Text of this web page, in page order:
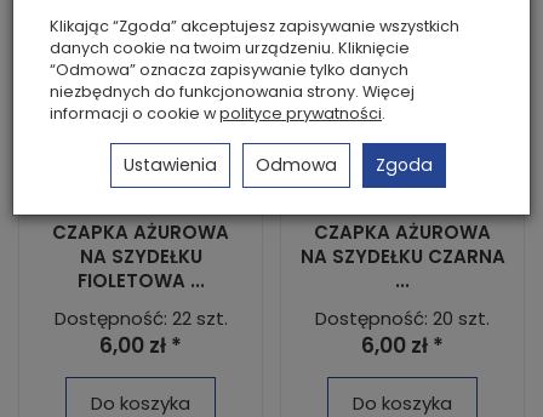
CZAPKA AŻUROWA
NA SZYDEŁKU
FIOLETOWA ...
Dostępność: 22 szt.
6,00 zł *
Do koszyka
CZAPKA AŻUROWA
NA SZYDEŁKU CZARNA
...
Dostępność: 20 szt.
6,00 zł *
Do koszyka
Klikając “Zgoda” akceptujesz zapisywanie wszystkich
danych cookie na twoim urządzeniu. Kliknięcie
“Odmowa” oznacza zapisywanie tylko danych
niezbędnych do funkcjonowania strony. Więcej
informacji o cookie wpolityce prywatności.
Ustawienia Odmowa Zgoda